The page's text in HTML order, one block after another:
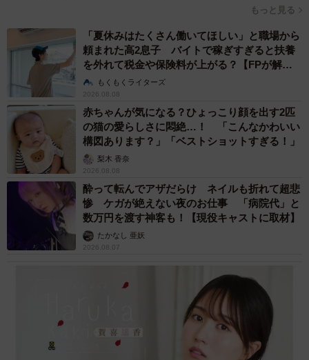
もちろん、噂だけで人を判断することはできません。た
だ、公園での出来事を思い返すと、「あの頃から片鱗はあ
ったのかな」と複雑な気持ちになりました。
娘はその後、自分のペースで少しずつ成長し、気の合う友
達にも恵まれ、楽しく学校生活を送っています。あの日の
出来事を思い出すたび、発達のスピードよりも、人を思い
やる気持ちを育てることの方が、ずっと大切なのではない
かと感じています。
◆はいどろ漫画 日常の事件や、身近なスカッと話をお届
もっと見る
「夏休みはたくさん働いてほしい」と職場から
頼まれた高2息子 バイトで稼ぎすぎると扶養
を外れて税金や保険料が上がる？【FPが解
説】もくもくライターズ
2026.08.08
赤ちゃんが気になる？ひょっこり顔を出す2匹
の猫の愛らしさに悶絶…！ 「こんなかわいい
構図あります？」「ベストショットすぎる！」
梨木 香奈
2026.08.08
酔って転んでアザだらけ ネイルも折れて超悲
惨 ケガが絶えない夜のお仕事 「病院代」と
数万円を渡す神客も！【現役キャストに取材】
たかなし 亜妖
2026.08.07